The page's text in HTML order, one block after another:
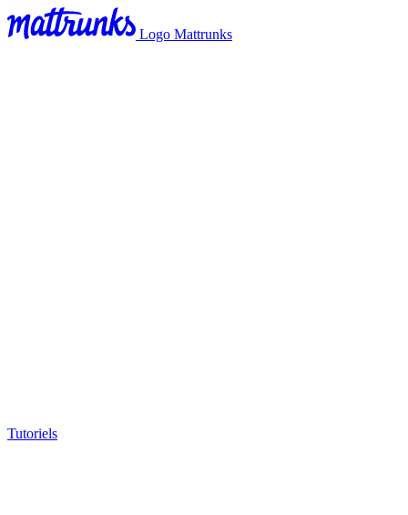
Logo Mattrunks
Tutoriels